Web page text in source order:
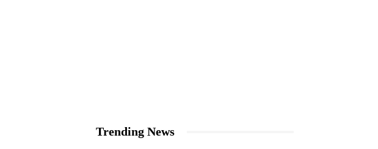
Trending News